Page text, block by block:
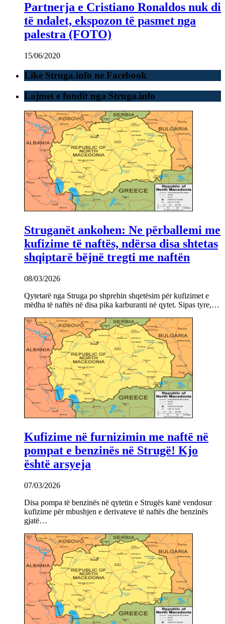
Partnerja e Cristiano Ronaldos nuk di
të ndalet, ekspozon të pasmet nga
palestra (FOTO)
15/06/2020
Like Struga.info ne Facebook
Lajmet e fundit nga Struga.info
Struganët ankohen: Ne përballemi me
kufizime të naftës, ndërsa disa shtetas
shqiptarë bëjnë tregti me naftën
08/03/2026
Qytetarë nga Struga po shprehin shqetësim për kufizimet e
mëdha të naftës në disa pika karburanti në qytet. Sipas tyre,…
Kufizime në furnizimin me naftë në
pompat e benzinës në Strugë! Kjo
është arsyeja
07/03/2026
Disa pompa të benzinës në qytetin e Strugës kanë vendosur
kufizime për mbushjen e derivateve të naftës dhe benzinës
gjatë…